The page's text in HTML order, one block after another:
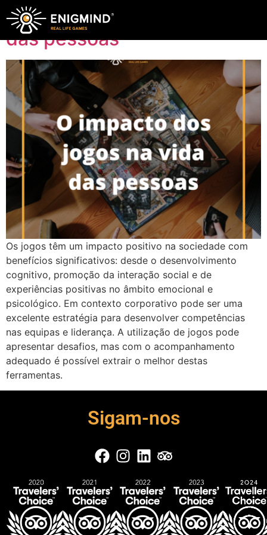
O impacto dos jogos na vida
das pessoas
Os jogos têm um impacto positivo na sociedade com
benefícios significativos: desde o desenvolvimento
cognitivo, promoção da interação social e de
experiências positivas no âmbito emocional e
psicológico. Em contexto corporativo pode ser uma
excelente estratégia para desenvolver competências
nas equipas e liderança. A utilização de jogos pode
apresentar desafios, mas com o acompanhamento
adequado é possível extrair o melhor destas
ferramentas.
Sigam-nos